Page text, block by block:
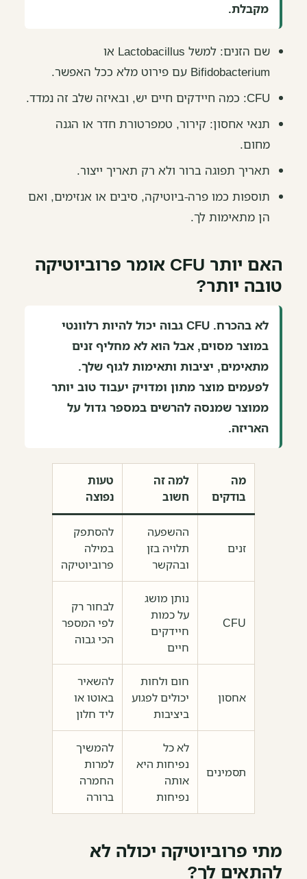
מקבלת.
שם הזנים: למשל Lactobacillus או
Bifidobacterium עם פירוט מלא ככל האפשר.
CFU: כמה חיידקים חיים יש, ובאיזה שלב זה נמדד.
תנאי אחסון: קירור, טמפרטורת חדר או הגנה
מחום.
תאריך תפוגה ברור ולא רק תאריך ייצור.
תוספות כמו פרה-ביוטיקה, סיבים או אנזימים, ואם
הן מתאימות לך.
האם יותר CFU אומר פרוביוטיקה
טובה יותר?
לא בהכרח. CFU גבוה יכול להיות רלוונטי
במוצר מסוים, אבל הוא לא מחליף זנים
מתאימים, יציבות ותאימות לגוף שלך.
לפעמים מוצר מתון ומדויק יעבוד טוב יותר
ממוצר שמנסה להרשים במספר גדול על
האריזה.
מה
בודקים
למה זה
חשוב
טעות
נפוצה
זנים
ההשפעה
תלויה בזן
ובהקשר
להסתפק
במילה
פרוביוטיקה
CFU
נותן מושג
על כמות
חיידקים
חיים
לבחור רק
לפי המספר
הכי גבוה
אחסון
חום ולחות
יכולים לפגוע
ביציבות
להשאיר
באוטו או
ליד חלון
תסמינים
לא כל
נפיחות היא
אותה
נפיחות
להמשיך
למרות
החמרה
ברורה
מתי פרוביוטיקה יכולה לא
להתאים לך?